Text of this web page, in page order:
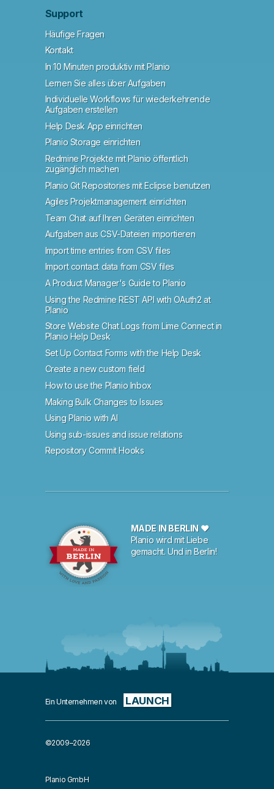
Support
Häufige Fragen
Kontakt
In 10 Minuten produktiv mit Planio
Lernen Sie alles über Aufgaben
Individuelle Workflows für wiederkehrende
Aufgaben erstellen
Help Desk App einrichten
Planio Storage einrichten
Redmine Projekte mit Planio öffentlich
zugänglich machen
Planio Git Repositories mit Eclipse benutzen
Agiles Projektmanagement einrichten
Team Chat auf Ihren Geräten einrichten
Aufgaben aus CSV-Dateien importieren
Import time entries from CSV files
Import contact data from CSV files
A Product Manager's Guide to Planio
Using the Redmine REST API with OAuth2 at
Planio
Store Website Chat Logs from Lime Connect in
Planio Help Desk
Set Up Contact Forms with the Help Desk
Create a new custom field
How to use the Planio Inbox
Making Bulk Changes to Issues
Using Planio with AI
Using sub-issues and issue relations
Repository Commit Hooks
MADE IN BERLIN ♥
Planio wird mit Liebe
gemacht. Und in Berlin!
Ein Unternehmen von LAUNCH
©2009–2026
Planio GmbH